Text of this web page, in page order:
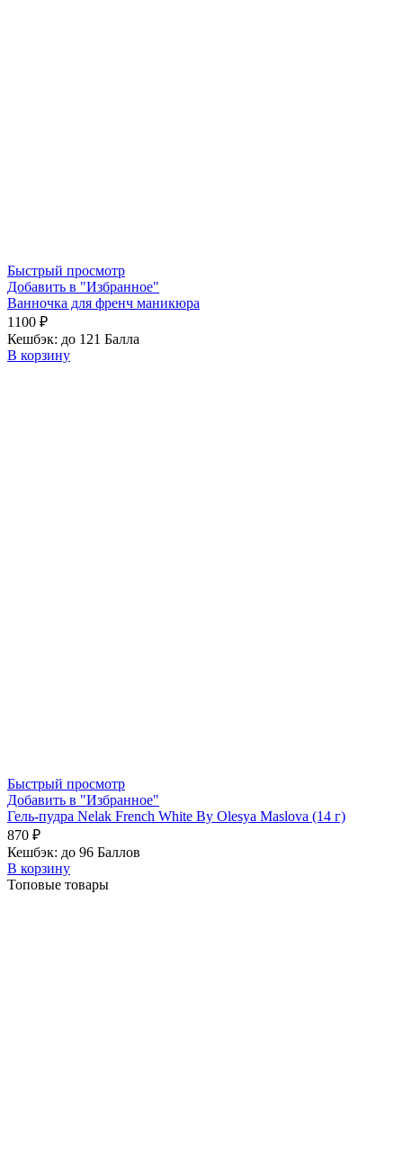
Быстрый просмотр
Добавить в "Избранное"
Ванночка для френч маникюра
1100 ₽
Кешбэк: до 121 Балла
В корзину
Быстрый просмотр
Добавить в "Избранное"
Гель-пудра Nelak French White By Olesya Maslova (14 г)
870 ₽
Кешбэк: до 96 Баллов
В корзину
Топовые товары